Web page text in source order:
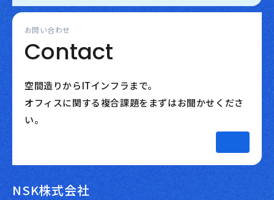
お問い合わせ
Contact
空間造りからITインフラまで。
オフィスに関する複合課題をまずはお聞かせくださ
い。
NSK株式会社